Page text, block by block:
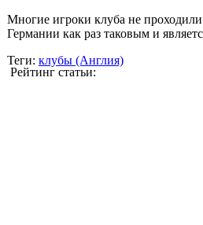
Многие игроки клуба не проходили
Германии как раз таковым и
Теги: клубы (Англия)
Рейтинг статьи: